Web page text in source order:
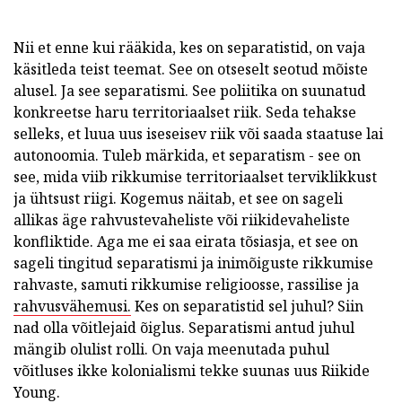
Nii et enne kui rääkida, kes on separatistid, on vaja
käsitleda teist teemat. See on otseselt seotud mõiste
alusel. Ja see separatismi. See poliitika on suunatud
konkreetse haru territoriaalset riik. Seda tehakse
selleks, et luua uus iseseisev riik või saada staatuse lai
autonoomia. Tuleb märkida, et separatism - see on
see, mida viib rikkumise territoriaalset terviklikkust
ja ühtsust riigi. Kogemus näitab, et see on sageli
allikas äge rahvustevaheliste või riikidevaheliste
konfliktide. Aga me ei saa eirata tõsiasja, et see on
sageli tingitud separatismi ja inimõiguste rikkumise
rahvaste, samuti rikkumise religioosse, rassilise ja
rahvusvähemusi. Kes on separatistid sel juhul? Siin
nad olla võitlejaid õiglus. Separatismi antud juhul
mängib olulist rolli. On vaja meenutada puhul
võitluses ikke kolonialismi tekke suunas uus Riikide
Young.